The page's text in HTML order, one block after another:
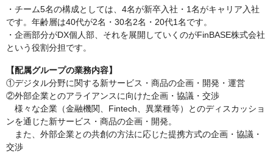
・チーム5名の構成としては、4名が新卒入社・1名がキャリア入社
です。年齢層は40代が2名・30名2名・20代1名です。
・企画部分がDX個人部、それを展開していくのがFinBASE株式会社
という役割分担です。
【配属グループの業務内容】
①デジタル分野に関する新サービス・商品の企画・開発・運営
②外部企業とのアライアンスに向けた企画・協議・交渉
様々な企業（金融機関、Fintech、異業種等）とのディスカッショ
ンを通じた新サービス・商品の企画・開発。
また、外部企業との共創の方法に応じた提携方式の企画・協議・
交渉